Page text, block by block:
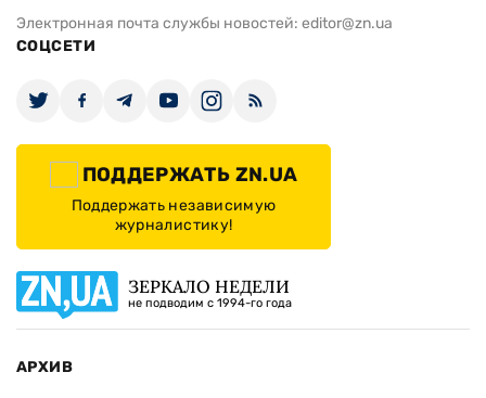
Электронная почта службы новостей: editor@zn.ua
СОЦСЕТИ
ПОДДЕРЖАТЬ ZN.UA
Поддержать независимую
журналистику!
ЗЕРКАЛО НЕДЕЛИ
не подводим с 1994-го года
АРХИВ